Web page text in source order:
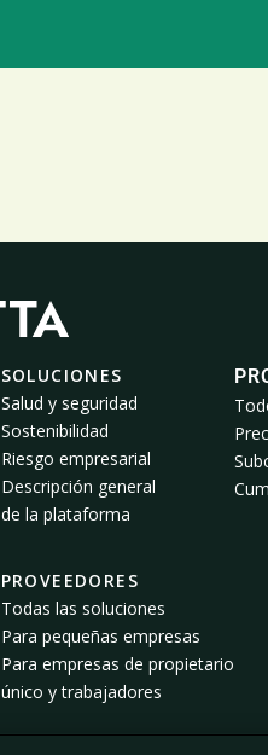
SOLUCIONES
Salud y seguridad
Sostenibilidad
Riesgo empresarial
Descripción general
de la plataforma
PROVEEDORES
Todas las soluciones
Para pequeñas empresas
Para empresas de propietario
único y trabajadores